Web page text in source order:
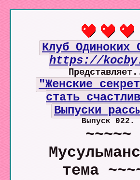
Клуб Одиноких
https://
"Женские
стать
Выпуски
Выпуск 022.
~~~~~
тема